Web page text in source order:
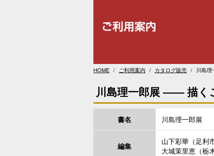
HOME ご利用案内 カタログ販売 川島
川島理一郎展 ―― 描く
書名 川島理一郎展
編集
山下彩華（足利
大城茉里恵（栃